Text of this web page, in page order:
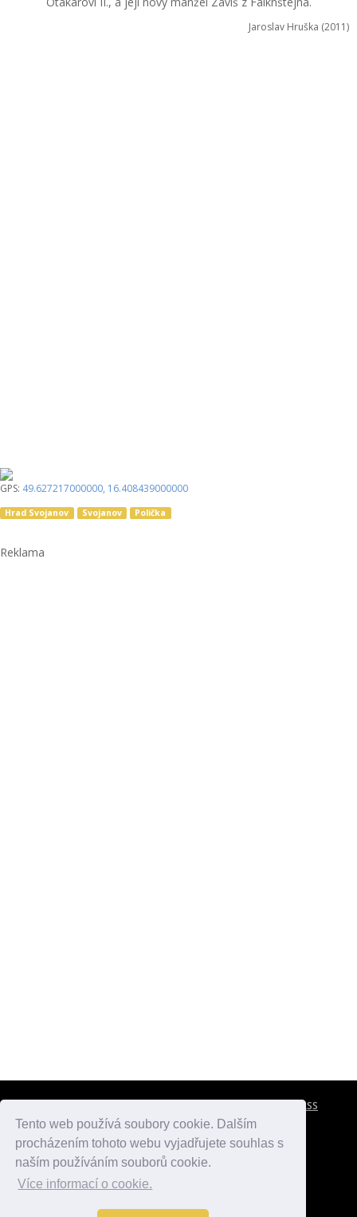
Tento web používá soubory cookie. Dalším
procházením tohoto webu vyjadřujete souhlas s
naším používáním souborů cookie.
Více informací o cookie.
Jaroslav Hruška (2011)
GPS: 49.627217000000, 16.408439000000
Hrad Svojanov Svojanov Polička
Reklama
RSS
atlaspamatek.info
Data o počasí jsou přebírána z